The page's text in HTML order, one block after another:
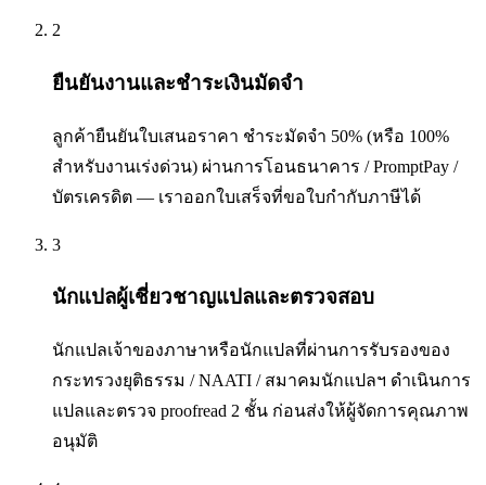
2
ยืนยันงานและชำระเงินมัดจำ
ลูกค้ายืนยันใบเสนอราคา ชำระมัดจำ 50% (หรือ 100%
สำหรับงานเร่งด่วน) ผ่านการโอนธนาคาร / PromptPay /
บัตรเครดิต — เราออกใบเสร็จที่ขอใบกำกับภาษีได้
3
นักแปลผู้เชี่ยวชาญแปลและตรวจสอบ
นักแปลเจ้าของภาษาหรือนักแปลที่ผ่านการรับรองของ
กระทรวงยุติธรรม / NAATI / สมาคมนักแปลฯ ดำเนินการ
แปลและตรวจ proofread 2 ชั้น ก่อนส่งให้ผู้จัดการคุณภาพ
อนุมัติ